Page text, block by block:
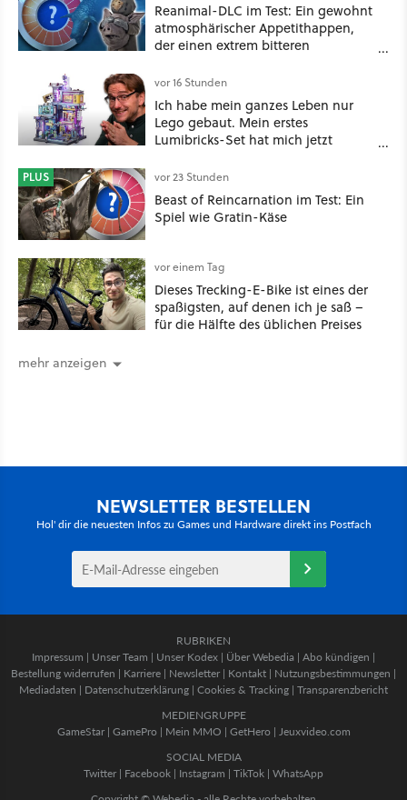
Reanimal-DLC im Test: Ein gewohnt
atmosphärischer Appetithappen,
der einen extrem bitteren
vor 16 Stunden
Ich habe mein ganzes Leben nur
Lego gebaut. Mein erstes
Lumibricks-Set hat mich jetzt
Stack im Test
PLUS vor 23 Stunden
Beast of Reincarnation im Test: Ein
Spiel wie Gratin-Käse
vor einem Tag
Dieses Trecking-E-Bike ist eines der
spaßigsten, auf denen ich je saß –
für die Hälfte des üblichen Preises
mehr anzeigen
NEWSLETTER BESTELLEN
Hol' dir die neuesten Infos zu Games und Hardware direkt ins Postfach
RUBRIKEN
Impressum | Unser Team | Unser Kodex | Über Webedia | Abo kündigen |
Bestellung widerrufen | Karriere | Newsletter | Kontakt | Nutzungsbestimmungen |
Mediadaten | Datenschutzerklärung | Cookies & Tracking | Transparenzbericht
MEDIENGRUPPE
GameStar| GamePro | Mein MMO | GetHero | Jeuxvideo.com
SOCIAL MEDIA
Twitter | Facebook | Instagram | TikTok | WhatsApp